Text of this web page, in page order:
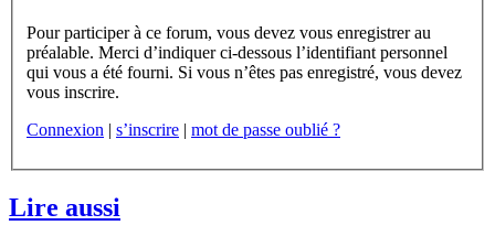
Pour participer à ce forum, vous devez vous enregistrer au
préalable. Merci d’indiquer ci-dessous l’identifiant personnel
qui vous a été fourni. Si vous n’êtes pas enregistré, vous devez
vous inscrire.
Connexion | s’inscrire | mot de passe oublié ?
Lire aussi